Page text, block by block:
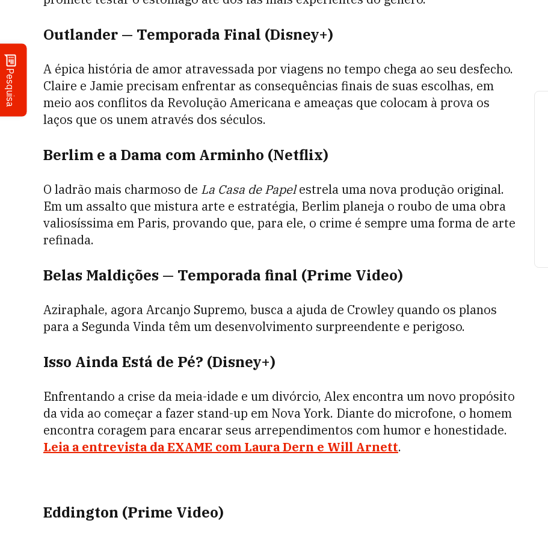
Pesquisa
Outlander — Temporada Final (Disney+)
A épica história de amor atravessada por viagens no tempo chega ao seu desfecho.
Claire e Jamie precisam enfrentar as consequências finais de suas escolhas, em
meio aos conflitos da Revolução Americana e ameaças que colocam à prova os
laços que os unem através dos séculos.
Berlim e a Dama com Arminho (Netflix)
O ladrão mais charmoso de La Casa de Papelestrela uma nova produção original.
Em um assalto que mistura arte e estratégia, Berlim planeja o roubo de uma obra
valiosíssima em Paris, provando que, para ele, o crime é sempre uma forma de arte
refinada.
Belas Maldições — Temporada final (Prime Video)
Aziraphale, agora Arcanjo Supremo, busca a ajuda de Crowley quando os planos
para a Segunda Vinda têm um desenvolvimento surpreendente e perigoso.
Isso Ainda Está de Pé? (Disney+)
Enfrentando a crise da meia-idade e um divórcio, Alex encontra um novo propósito
da vida ao começar a fazer stand-up em Nova York. Diante do microfone, o homem
encontra coragem para encarar seus arrependimentos com humor e honestidade.
Leia a entrevista da EXAME com Laura Dern e Will Arnett.
Eddington (Prime Video)